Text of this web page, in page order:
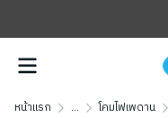
หน้าแรก ... โคมไฟเพดาน